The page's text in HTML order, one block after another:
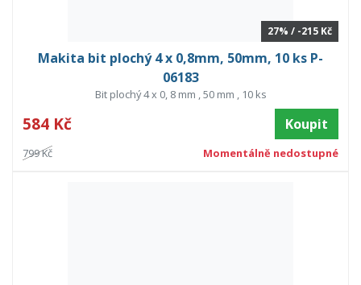
27% / -215 Kč
Makita bit plochý 4 x 0,8mm, 50mm, 10 ks P-
06183
Bit plochý 4 x 0, 8 mm , 50 mm , 10 ks
584 Kč Koupit
799 Kč Momentálně nedostupné